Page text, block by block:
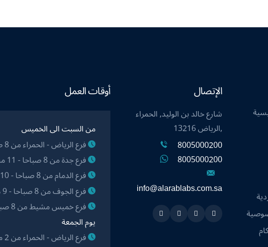
الإتصال
شارع خالد بن الوليد, الحمراء
,الرياض 13216
8005000200
8005000200
info@alarablabs.com.sa
Snapchat
Twitter
Linkedin
Instagram
أوقات العمل
من السبت الى الخميس
فرع الرياض - الحمراء من 8 صباحا - 11 مساءا
فرع جدة من 8 صباحا - 11 مساءا
فرع الدمام من 8 صباحا - 10 مساءا
فرع الجوف من 8 صباحا - 9 مساءا
فرع خميس مشيط من 8 صباحا - 10 مساءا
يوم الجمعة
فرع الرياض - الحمراء من 2 مساءا - 11 مساءا